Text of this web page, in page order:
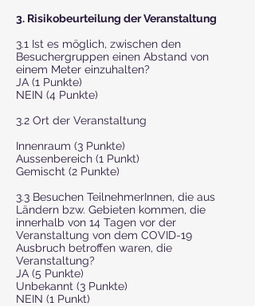
3. Risikobeurteilung der Veranstaltung
3.1 Ist es möglich, zwischen den
Besuchergruppen einen Abstand von
einem Meter einzuhalten?
JA (1 Punkte)
NEIN (4 Punkte)
3.2 Ort der Veranstaltung
Innenraum (3 Punkte)
Aussenbereich (1 Punkt)
Gemischt (2 Punkte)
3.3 Besuchen TeilnehmerInnen, die aus
Ländern bzw. Gebieten kommen, die
innerhalb von 14 Tagen vor der
Veranstaltung von dem COVID-19
Ausbruch betroffen waren, die
Veranstaltung?
JA (5 Punkte)
Unbekannt (3 Punkte)
NEIN (1 Punkt)